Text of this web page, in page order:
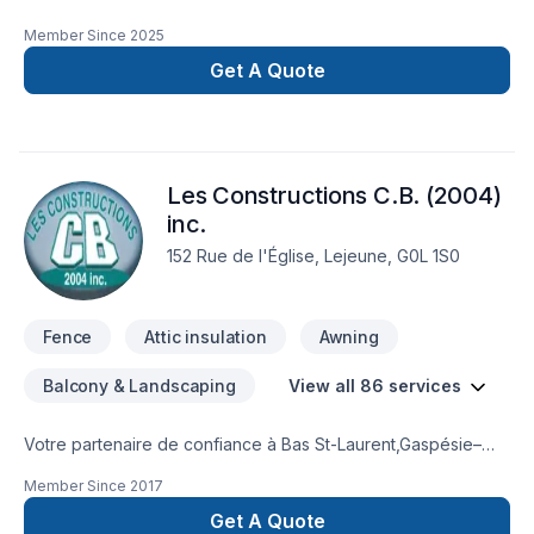
Member Since 2025
Get A Quote
Les Constructions C.B. (2004)
inc.
152 Rue de l'Église, Lejeune, G0L 1S0
Fence Attic insulation Awning
Balcony & Landscaping View all 86 services
Votre partenaire de confiance à Bas St-Laurent,Gaspésie–
spécialiste de Adaptation dom., Agrandissement, Après-
sinistre, Armoires, Balcon, Balcon de bois, Béton,
Member Since 2017
Get A Quote